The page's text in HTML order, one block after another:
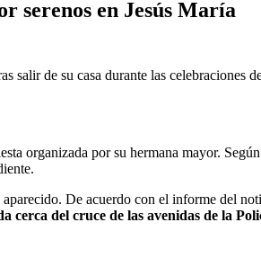
serenos en Jesús María
salir de su casa durante las
organizada por su hermana mayor.
De acuerdo con el informe del
cerca del cruce de las avenidas de la